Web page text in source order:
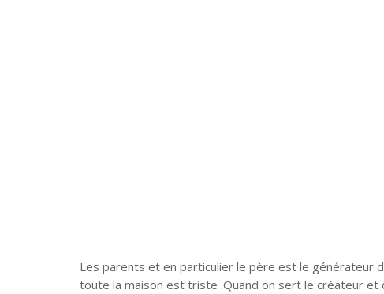
Les parents et en particulier le père est le générateur
toute la maison est triste .Quand on sert le créateur et